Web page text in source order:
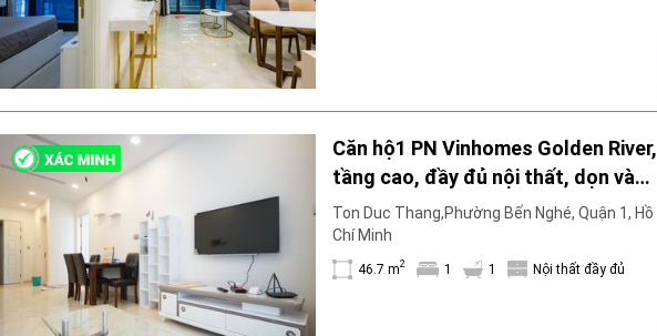
Căn hộ1 PN Vinhomes Golden River,
tầng cao, đầy đủ nội thất, dọn vào
ở ngay
Ton Duc Thang,Phường Bến Nghé, Quận 1, Hồ
Chí Minh
46.7 m2 1 1 Nội thất đầy đủ